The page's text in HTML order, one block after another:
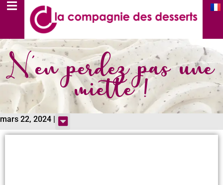
N'en perdez pas une
miette !
mars 22, 2024 |